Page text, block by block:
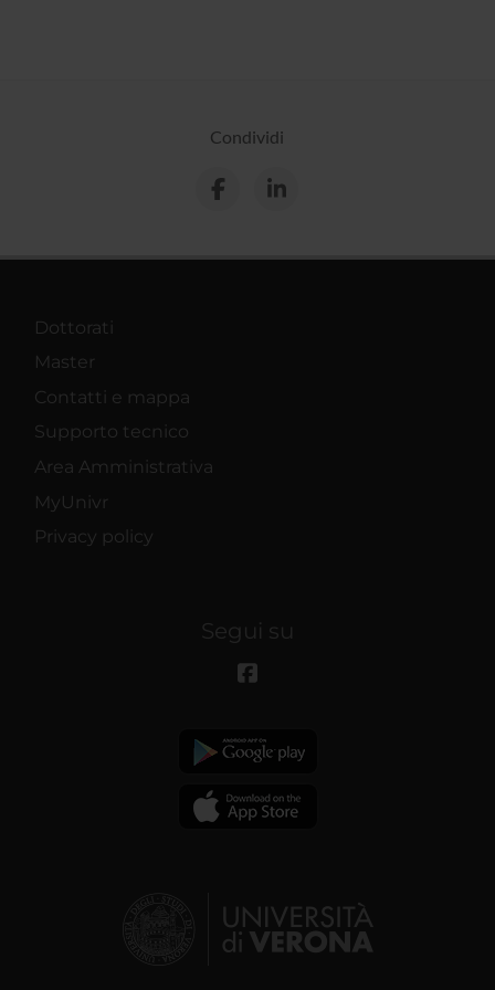
Condividi
Dottorati
Master
Contatti e mappa
Supporto tecnico
Area Amministrativa
MyUnivr
Privacy policy
Segui su